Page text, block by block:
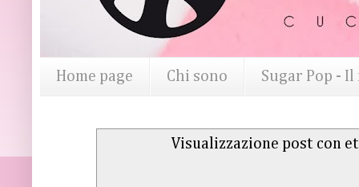
Home page Chi sono Sugar Pop -
Visualizzazione post con